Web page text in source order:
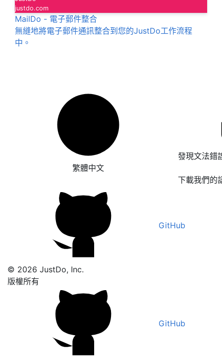
justdo.com
MailDo - 電子郵件整合
無縫地將電子郵件通訊整合到您的JustDo工作流程
中。
繁體中文
發現文法錯
下載我們的
GitHub
© 2026 JustDo, Inc.
版權所有
GitHub